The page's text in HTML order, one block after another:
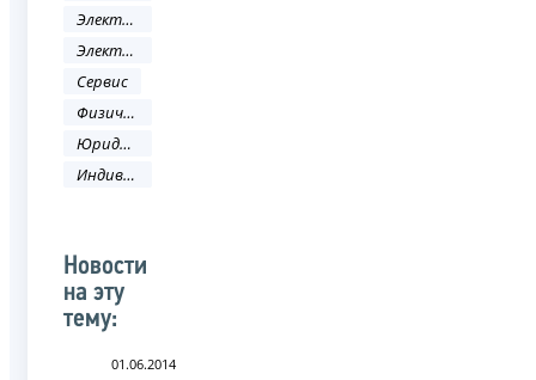
Электронные услуги
Электронные сервисы
Сервис
Физическое лицо
Юридическое лицо
Индивидуальный предприниматель
Новости
на эту
тему:
01.06.2014